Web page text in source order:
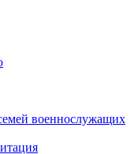
военнослужащих